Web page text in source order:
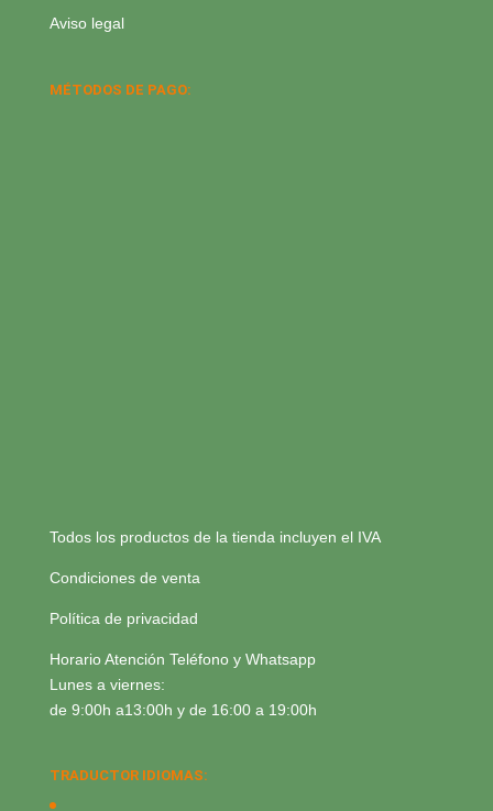
Aviso legal
MÉTODOS DE PAGO:
Todos los productos de la tienda incluyen el IVA
Condiciones de venta
Política de privacidad
Horario Atención Teléfono y Whatsapp
Lunes a viernes:
de 9:00h a13:00h y de 16:00 a 19:00h
TRADUCTOR IDIOMAS: